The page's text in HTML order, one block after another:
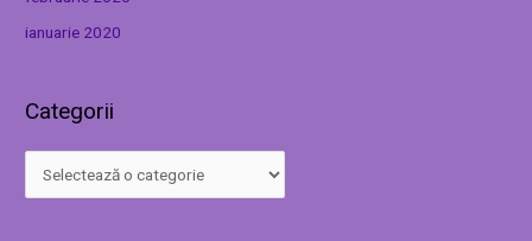
ianuarie 2020
Categorii